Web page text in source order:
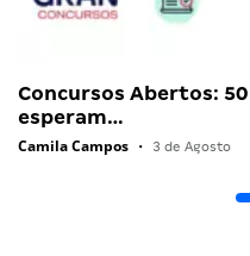
Concursos Abertos:
esperam…
Camila Campos • 3 de Agosto